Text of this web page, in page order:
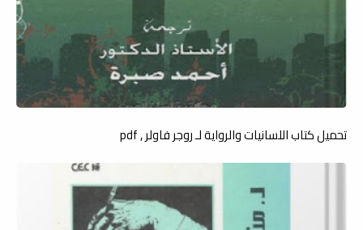
تحميل كتاب اللسانيات والرواية لـ روجر فاولر , pdf